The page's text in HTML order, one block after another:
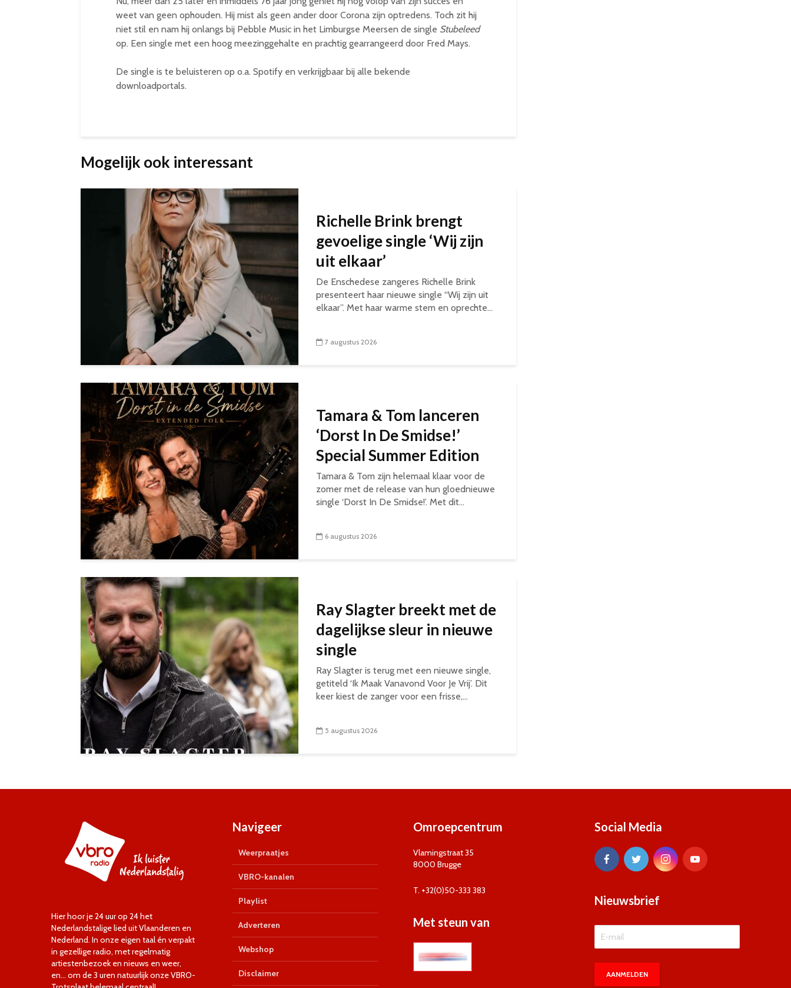
weet van geen ophouden. Hij mist als geen ander door Corona zijn optredens. Toch zit hij
niet stil en nam hij onlangs bij Pebble Music in het Limburgse Meersen de single Stubeleed
op. Een single met een hoog meezinggehalte en prachtig gearrangeerd door Fred Mays.
De single is te beluisteren op o.a. Spotify en verkrijgbaar bij alle bekende
downloadportals.
Mogelijk ook interessant
Richelle Brink brengt
gevoelige single ‘Wij zijn
uit elkaar’
De Enschedese zangeres Richelle Brink
presenteert haar nieuwe single “Wij zijn uit
elkaar”. Met haar warme stem en oprechte...
7 augustus 2026
Tamara & Tom lanceren
‘Dorst In De Smidse!’
Special Summer Edition
Tamara & Tom zijn helemaal klaar voor de
zomer met de release van hun gloednieuwe
single ‘Dorst In De Smidse!’. Met dit...
6 augustus 2026
Ray Slagter breekt met de
dagelijkse sleur in nieuwe
single
Ray Slagter is terug met een nieuwe single,
getiteld ‘Ik Maak Vanavond Voor Je Vrij’. Dit
keer kiest de zanger voor een frisse,...
5 augustus 2026
Hier hoor je 24 uur op 24 het
Nederlandstalige lied uit Vlaanderen en
Nederland. In onze eigen taal én verpakt
in gezellige radio, met regelmatig
artiestenbezoek en nieuws en weer,
en… om de 3 uren natuurlijk onze VBRO-
Navigeer
Weerpraatjes
VBRO-kanalen
Playlist
Adverteren
Webshop
Disclaimer
Omroepcentrum
Vlamingstraat 35
8000 Brugge
T. +32(0)50-333 383
Met steun van
Social Media
Nieuwsbrief